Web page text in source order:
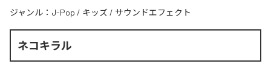
ジャンル： J-Pop / キッズ / サウンドエフェクト
ネコキラル